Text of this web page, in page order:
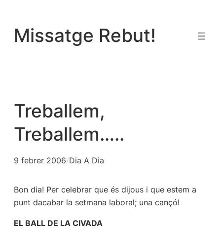
contingut
Missatge Rebut!
Treballem,
Treballem…..
9 febrer 2006/Dia A Dia
Bon dia! Per celebrar que és dijous i que estem a
punt dacabar la setmana laboral; una cançó!
EL BALL DE LA CIVADA